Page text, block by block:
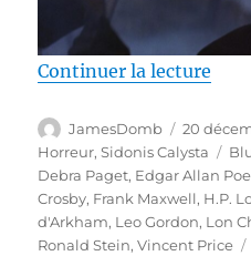
Continuer la lecture
Auteur
JamesDomb
Publié
le
20
Horreur,Sidonis Calysta
Debra Paget, Edgar Allan Poe
Crosby, Frank Maxwell, H.P.
d'Arkham, Leo Gordon, Lon
Ronald Stein,Vincent Price